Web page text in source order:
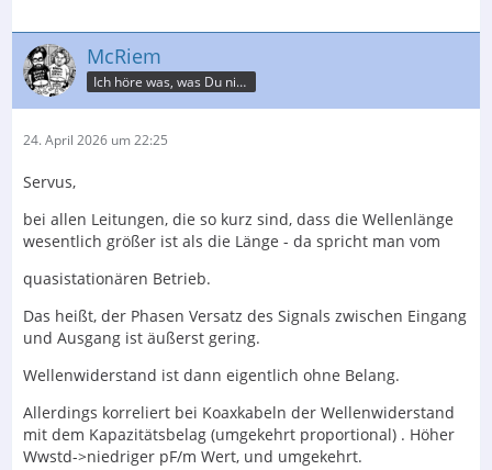
McRiem
Ich höre was, was Du nicht misst.
24. April 2026 um 22:25
Servus,
bei allen Leitungen, die so kurz sind, dass die Wellenlänge
wesentlich größer ist als die Länge - da spricht man vom
quasistationären Betrieb.
Das heißt, der Phasen Versatz des Signals zwischen Eingang
und Ausgang ist äußerst gering.
Wellenwiderstand ist dann eigentlich ohne Belang.
Allerdings korreliert bei Koaxkabeln der Wellenwiderstand
mit dem Kapazitätsbelag (umgekehrt proportional) . Höher
Wwstd->niedriger pF/m Wert, und umgekehrt.